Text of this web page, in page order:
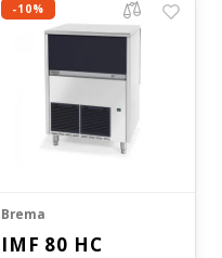
-10%
Brema
IMF 80 HC